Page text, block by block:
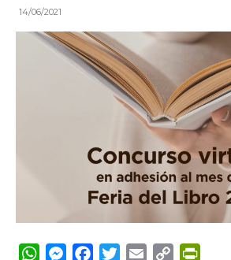
14/06/2021
WhatsApp
Messenger
FacebookTwitterEmail Copy